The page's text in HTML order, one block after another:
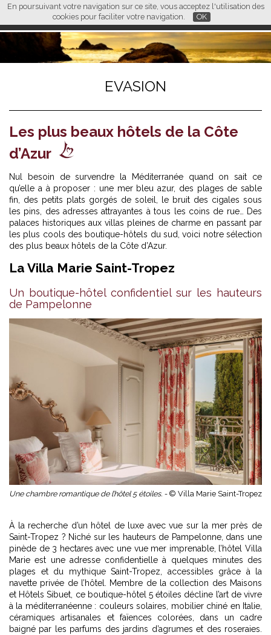
En poursuivant votre navigation sur ce site, vous acceptez l'utilisation des
cookies pour faciliter votre navigation.
OK
FR EN CN
L M
EVASION
Les plus beaux hôtels de la Côte
d’Azur
Nul besoin de survendre la Méditerranée quand on sait ce
qu’elle a à proposer : une mer bleu azur, des plages de sable
fin, des petits plats gorgés de soleil, le bruit des cigales sous
les pins, des adresses attrayantes à tous les coins de rue… Des
palaces historiques aux villas pleines de charme en passant par
les plus cools des boutique-hôtels du sud, voici notre sélection
des plus beaux hôtels de la Côte d’Azur.
La Villa Marie Saint-Tropez
Un boutique-hôtel confidentiel sur les hauteurs
de Pampelonne
Une chambre romantique de l’hôtel 5 étoiles. - © Villa Marie Saint-Tropez
À la recherche d’un hôtel de luxe avec vue sur la mer près de
Saint-Tropez ? Niché sur les hauteurs de Pampelonne, dans une
pinède de 3 hectares avec une vue mer imprenable, l’hôtel Villa
Marie est une adresse confidentielle à quelques minutes des
plages et du mythique Saint-Tropez , accessibles grâce à la
navette privée de l’hôtel. Membre de la collection des Maisons
et Hôtels Sibuet, ce boutique-hôtel 5 étoiles décline l’art de vivre
à la méditerranéenne : couleurs solaires, mobilier chiné en Italie,
céramiques artisanales et faïences colorées, dans un cadre
baigné par les parfums des jardins d’agrumes et des roseraies.